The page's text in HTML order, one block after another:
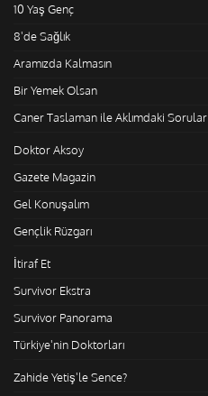
10 Yaş Genç
8'de Sağlık
Aramızda Kalmasın
Bir Yemek Olsan
Caner Taslaman ile Aklımdaki Sorular
Doktor Aksoy
Gazete Magazin
Gel Konuşalım
Gençlik Rüzgarı
İtiraf Et
Survivor Ekstra
Survivor Panorama
Türkiye'nin Doktorları
Zahide Yetiş'le Sence?